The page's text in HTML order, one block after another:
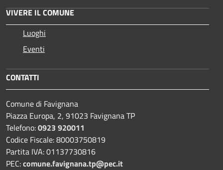
VIVERE IL COMUNE
Luoghi
Eventi
CONTATTI
Comune di Favignana
Piazza Europa, 2, 91023 Favignana TP
Telefono:0923 920011
Codice Fiscale: 80003750819
Partita IVA: 01137730816
PEC:comune.favignana.tp@pec.it